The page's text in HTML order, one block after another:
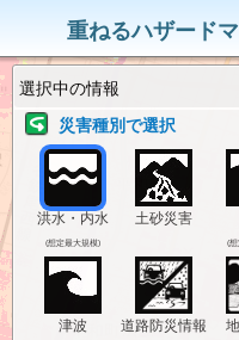
重ねるハザード
災害リスク情報
選択中の情報
災害種別で選択
洪水・内水
(想定最大規模)
土砂災害
(想
津波 道路防災情報